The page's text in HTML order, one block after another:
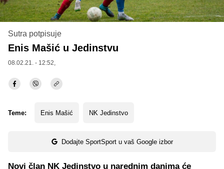
Sutra potpisuje
Enis Mašić u Jedinstvu
08.02.21. - 12:52,
Teme: Enis Mašić NK Jedinstvo
Dodajte SportSport u vaš Google izbor
Novi član NK Jedinstvo u narednim danima će